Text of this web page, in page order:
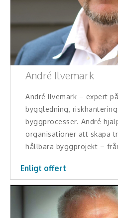
Ljus och belysning
Komiker
Konst
Musiker
Something a Little
Effektivitet, framgång
André Ilvemark
André Ilvemark – expert
byggledning,
byggprocesser. André
organisationer att skapa
hållbara byggprojekt –
Enligt offert